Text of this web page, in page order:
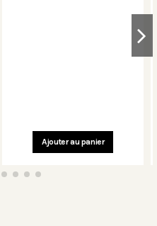
Ajouter au panier